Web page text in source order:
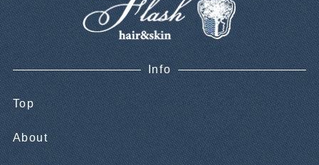
Info
Top
About